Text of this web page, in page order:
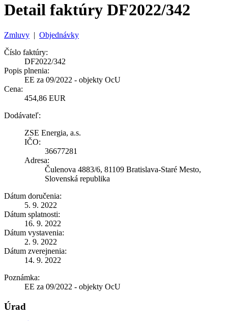
Detail faktúry DF2022/342
Zmluvy | Objednávky
Číslo faktúry:
DF2022/342
Popis plnenia:
EE za 09/2022 - objekty OcU
Cena:
454,86 EUR
Dodávateľ:
ZSE Energia, a.s.
IČO:
36677281
Adresa:
Čulenova 4883/6, 81109 Bratislava-Staré Mesto,
Slovenská republika
Dátum doručenia:
5. 9. 2022
Dátum splatnosti:
16. 9. 2022
Dátum vystavenia:
2. 9. 2022
Dátum zverejnenia:
14. 9. 2022
Poznámka:
EE za 09/2022 - objekty OcU
Úrad